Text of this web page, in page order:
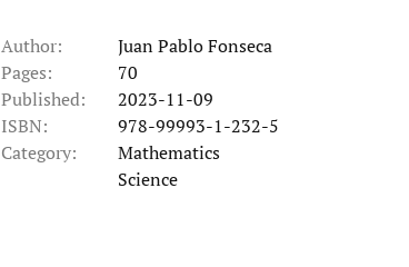
Author:
Juan Pablo Fonseca
Pages:
70
Published:
2023-11-09
ISBN:
978-99993-1-232-5
Category:
Mathematics
Science